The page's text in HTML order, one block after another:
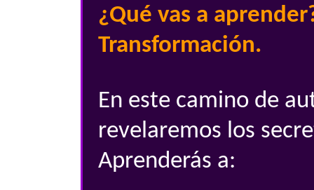
¿Qué vas a
Transformación.
En este camino de
revelaremos los
Aprenderás a: